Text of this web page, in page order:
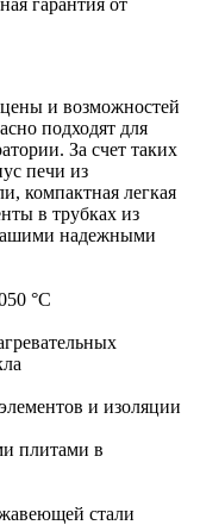
и возможностей
подходят для
За счет таких
печи из
компактная легкая
в трубках из
надежными
°C
и изоляции
плитами в
стали